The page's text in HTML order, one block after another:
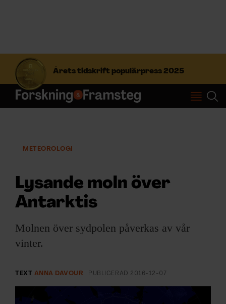
Årets tidskrift populärpress 2025
S
f
t
Prenumerera
NYHETSBREV
ÄMNEN
ARKIV & E-TIDNING
EVENEMANG & RESOR
METEOROLOGI
Lysande moln över
Antarktis
Molnen över sydpolen påverkas av vår
vinter.
TEXT ANNA DAVOUR PUBLICERAD 2016-12-07